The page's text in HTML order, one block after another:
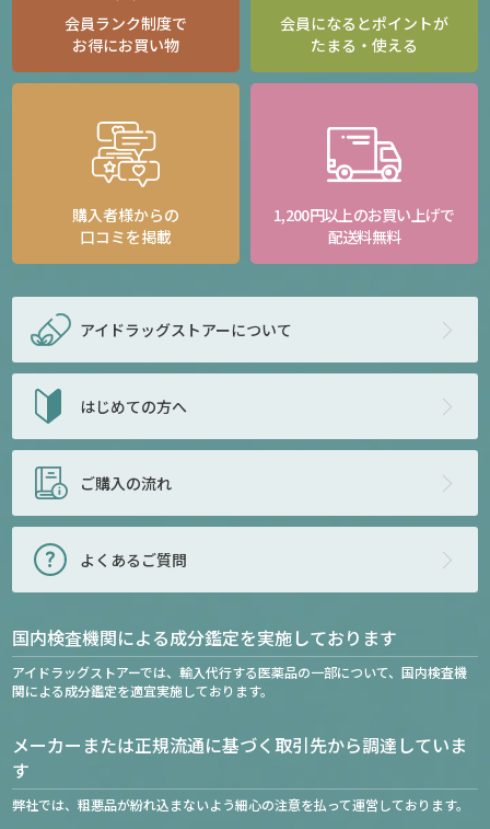
会員ランク制度で
お得にお買い物
会員になるとポイントが
たまる・使える
購入者様からの
口コミを掲載
1,200円以上のお買い上げで
配送料無料
アイドラッグストアーについて
はじめての方へ
ご購入の流れ
よくあるご質問
国内検査機関による成分鑑定を実施しております
アイドラッグストアーでは、輸入代行する医薬品の一部について、国内検査機
関による成分鑑定を適宜実施しております。
メーカーまたは正規流通に基づく取引先から調達していま
す
弊社では、粗悪品が紛れ込まないよう細心の注意を払って運営しております。